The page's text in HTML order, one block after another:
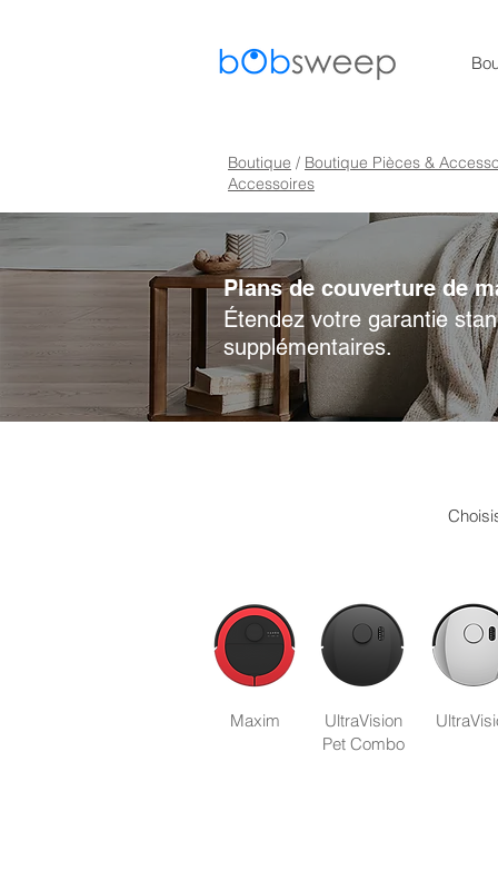
Boutique / Boutique Pièces &
Accessoires
Plans de couverture de
Étendez votre garantie
supplémentaires.
Maxim
UltraVision
Pet Combo